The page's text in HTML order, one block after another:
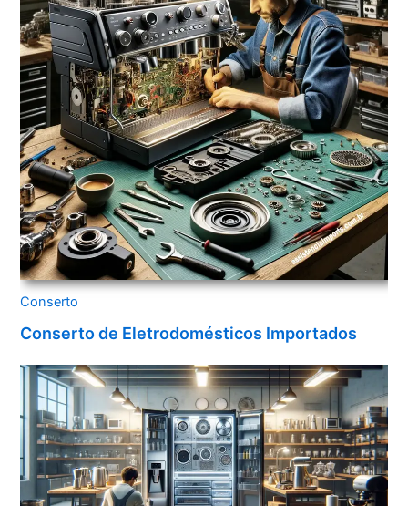
Conserto
Conserto de Eletrodomésticos Importados